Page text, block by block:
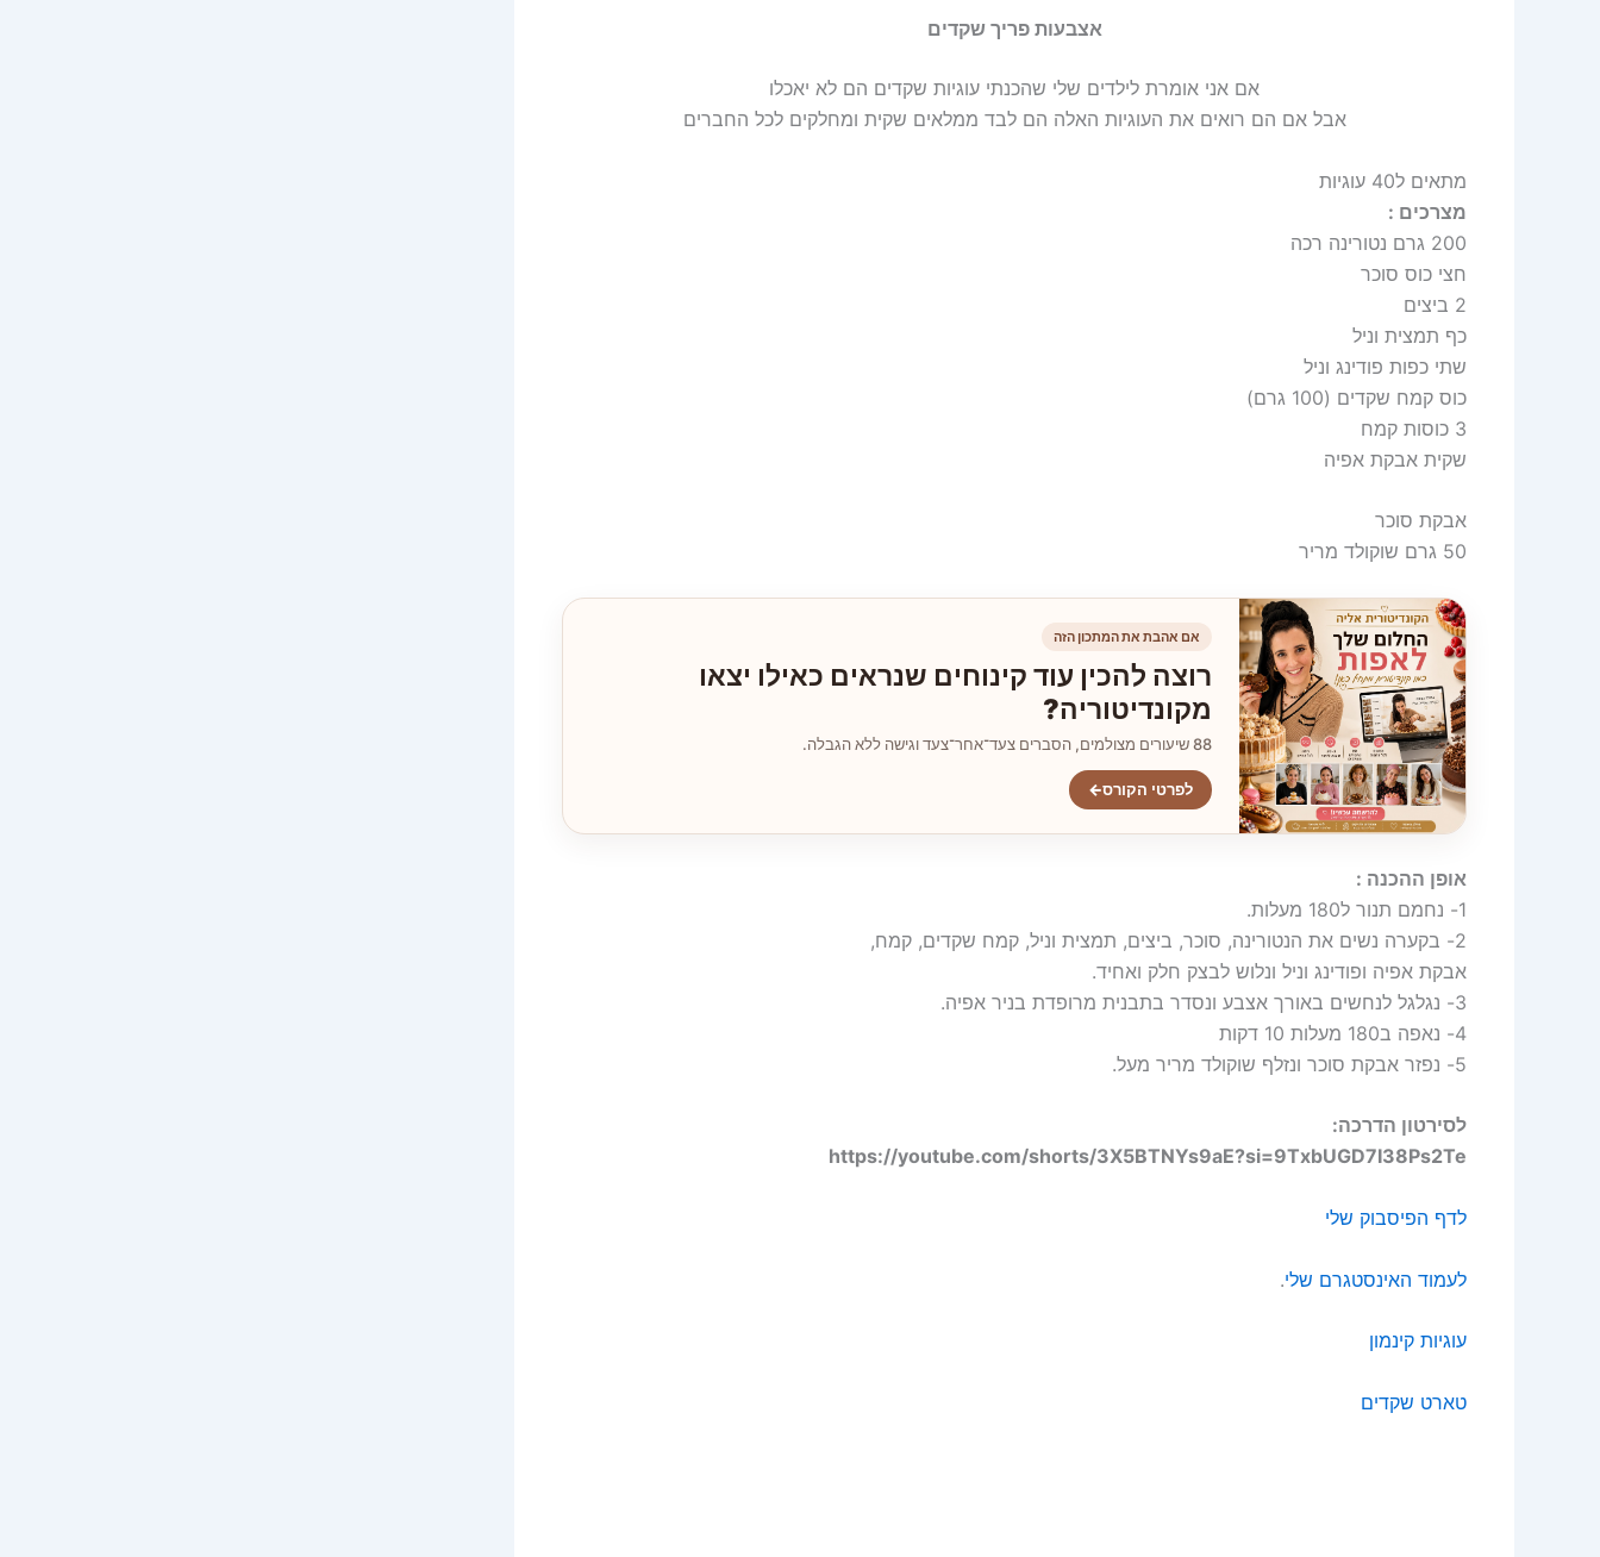
אצבעות פריך שקדים
אם אני אומרת לילדים שלי שהכנתי עוגיות שקדים הם לא יאכלו
אבל אם הם רואים את העוגיות האלה הם לבד ממלאים שקית ומחלקים לכל החברים
מתאים ל40 עוגיות
מצרכים :
200 גרם נטורינה רכה
חצי כוס סוכר
2 ביצים
כף תמצית וניל
שתי כפות פודינג וניל
כוס קמח שקדים (100 גרם)
3 כוסות קמח
שקית אבקת אפיה
אבקת סוכר
50 גרם שוקולד מריר
אם אהבת את המתכון הזה
רוצה להכין עוד קינוחים שנראים כאילו יצאו
מקונדיטוריה?
88 שיעורים מצולמים, הסברים צעד־אחר־צעד וגישה ללא הגבלה.
לפרטי הקורס←
אופן ההכנה :
1- נחמם תנור ל180 מעלות.
2- בקערה נשים את הנטורינה, סוכר, ביצים, תמצית וניל, קמח שקדים, קמח,
אבקת אפיה ופודינג וניל ונלוש לבצק חלק ואחיד.
3- נגלגל לנחשים באורך אצבע ונסדר בתבנית מרופדת בניר אפיה.
4- נאפה ב180 מעלות 10 דקות
5- נפזר אבקת סוכר ונזלף שוקולד מריר מעל.
לסירטון הדרכה:
https://youtube.com/shorts/3X5BTNYs9aE?si=9TxbUGD7I38Ps2Te
לדף הפיסבוק שלי
לעמוד האינסטגרם שלי.
עוגיות קינמון
טארט שקדים